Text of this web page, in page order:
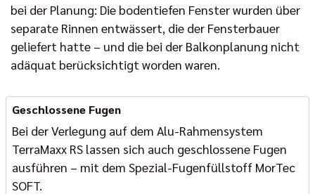
bei der Planung: Die bodentiefen Fenster wurden über
separate Rinnen entwässert, die der Fensterbauer
geliefert hatte – und die bei der Balkonplanung nicht
adäquat berücksichtigt worden waren.
Geschlossene Fugen
Bei der Verlegung auf dem Alu-Rahmensystem
TerraMaxx RS lassen sich auch geschlossene Fugen
ausführen – mit dem Spezial-Fugenfüllstoff MorTec
SOFT.